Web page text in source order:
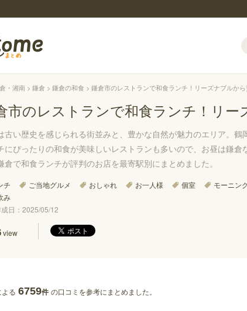
・湘南 鎌倉 鎌倉の和食 鎌倉市のレストランで和食ランチ！リーズナブルか
市のレストランで和食ランチ！リ
古い歴史を感じられる街並みと、豊かな自然が魅力のエリア。鶴
にぴったりの和食が美味しいレストランも多いので、お昼は鎌
倉で和食ランチが評判のお店を最寄駅別にまとめました。
チ ご当地グルメ おしゃれ お一人様 個室 モーニン
み
日：2025/05/12
view
る 6759件 の口コミを参考にまとめました。